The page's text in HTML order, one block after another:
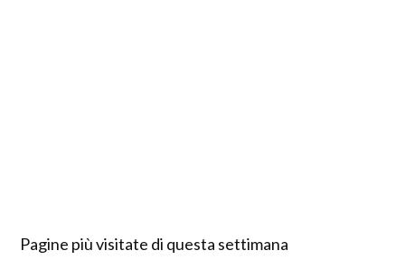
Pagine più visitate di questa settimana